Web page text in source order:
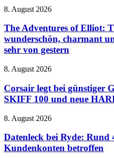
den
mit
Schrottkarren
The
of
The
Millennium
–
charmant
und
etwas
sehr
von
gestern
8. August 2026
The Adventures of Elliot:
wunderschön, charmant
sehr von gestern
Corsair
bei
günstiger
Gaming-
nach:
100
und
8. August 2026
Corsair legt bei günstiger
SKIFF 100 und neue
Datenleck
Ryde:
Rund
4,5
8. August 2026
Datenleck bei Ryde: Rund
Kundenkonten betroffen